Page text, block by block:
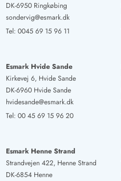
DK-6950 Ringkøbing
sondervig@esmark.dk
Tel: 0045 69 15 96 11
Esmark Hvide Sande
Kirkevej 6, Hvide Sande
DK-6960 Hvide Sande
hvidesande@esmark.dk
Tel: 00 45 69 15 96 20
Esmark Henne Strand
Strandvejen 422, Henne Strand
DK-6854 Henne